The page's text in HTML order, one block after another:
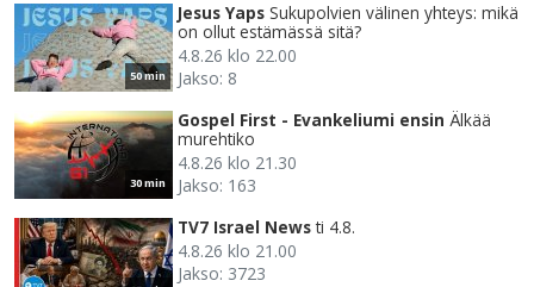
50 min
Jesus Yaps Sukupolvien välinen yhteys: mikä
on ollut estämässä sitä?
4.8.26 klo 22.00
Jakso: 8
30 min
Gospel First - Evankeliumi ensin Älkää
murehtiko
4.8.26 klo 21.30
Jakso: 163
TV7 Israel News ti 4.8.
4.8.26 klo 21.00
Jakso: 3723